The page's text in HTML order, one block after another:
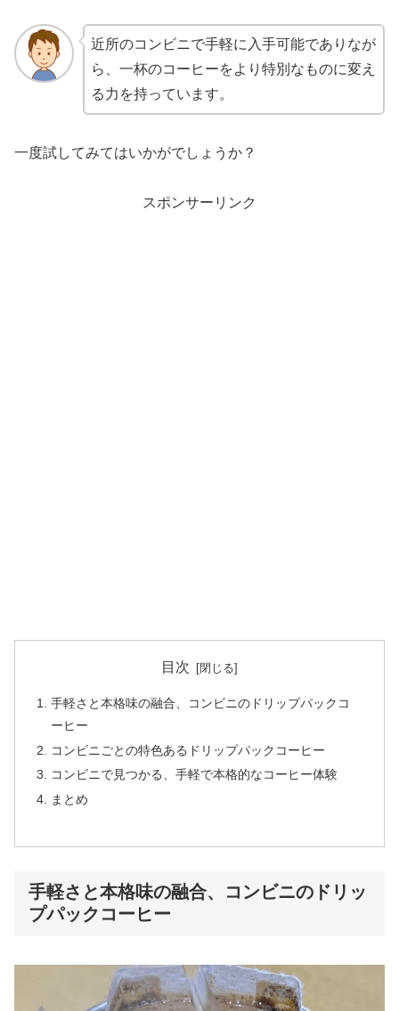
近所のコンビニで手軽に入手可能でありなが
ら、一杯のコーヒーをより特別なものに変え
る力を持っています。
一度試してみてはいかがでしょうか？
スポンサーリンク
目次
手軽さと本格味の融合、コンビニのドリップパックコ
ーヒー
コンビニごとの特色あるドリップパックコーヒー
コンビニで見つかる、手軽で本格的なコーヒー体験
まとめ
手軽さと本格味の融合、コンビニのドリッ
プパックコーヒー